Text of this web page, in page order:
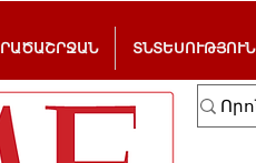
ՏՆՏԵՍՈՒԹՅՈՒՆ